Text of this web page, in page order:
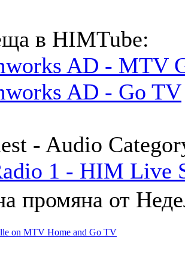
в HIMTube:
AD - MTV
AD - Go TV
- Audio
1 - HIM Live
промяна от
on MTV Home and Go TV